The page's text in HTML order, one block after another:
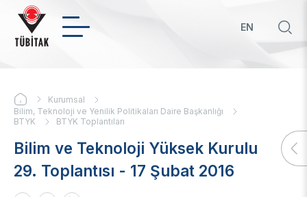
içeriğe
EN
Hakkımızda
Yönetim Kurulu
Başkan
Politikalar
Öncelikli Ar-Ge ve Yenilik Konuları
Uluslararası
SayfaKurumsal
Bilim, Teknoloji ve Yenilik Politikaları Daire Başkanlığı
BTYK
BTYK Toplantıları
Bilim ve Teknoloji Yüksek Kurulu
29. Toplantısı - 17 Şubat 2016